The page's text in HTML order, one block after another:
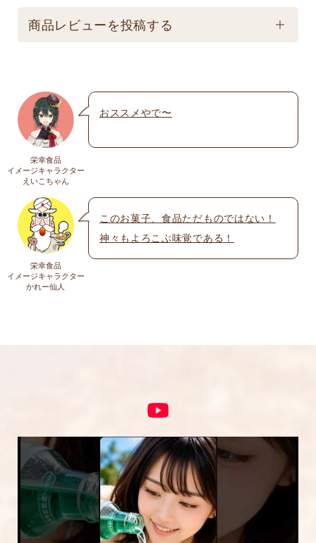
保存は避けてください。
配送方法
発送となります。 ☆画像はイメージとなり変更にな
る為現物を優先してください。 ※人気商品の為、急
遽完売になります。ご容赦下さい。
送料
送料についての詳細はこちら
商品レビューを投稿する
名前 ※
メール※
上に表示された文字を入力してください。
5段階評価をつけてください
★
★★
★★★
★★★★
★★★★★
内容をご確認の上、「レビューを送信する」ボ
タンから送信ください。
栄幸食品
イメージキャラクター
えいこちゃん
おススメやで〜
栄幸食品
イメージキャラクター
かれー仙人
このお菓子、食品ただものではない！
神々もよろこぶ味覚である！